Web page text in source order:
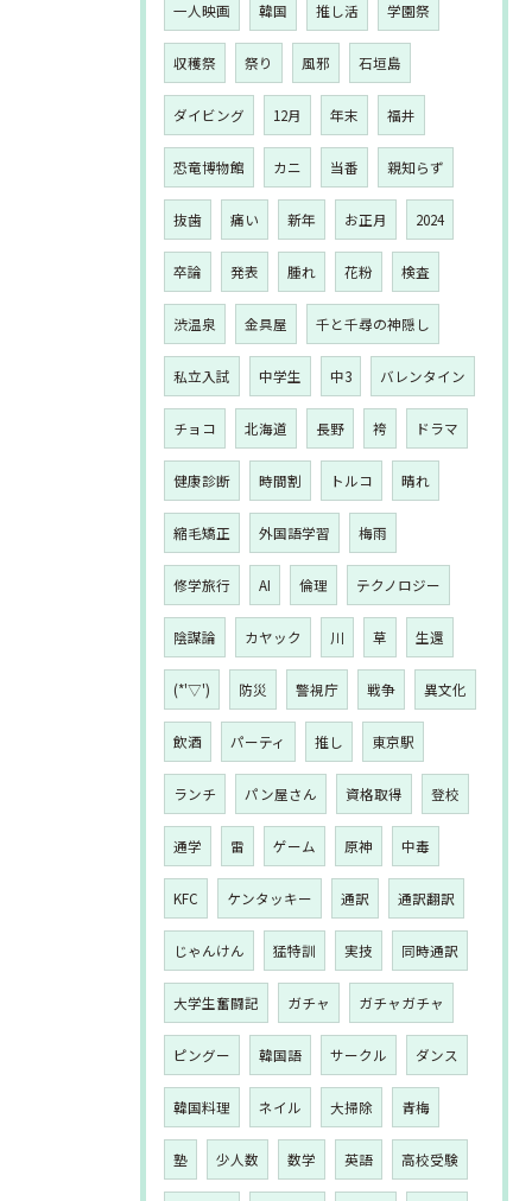
一人映画 韓国 推し活 学園祭
収穫祭 祭り 風邪 石垣島
ダイビング 12月 年末 福井
恐竜博物館 カニ 当番 親知らず
抜歯 痛い 新年 お正月 2024
卒論 発表 腫れ 花粉 検査
渋温泉 金具屋 千と千尋の神隠し
私立入試 中学生 中3 バレンタイン
チョコ 北海道 長野 袴 ドラマ
健康診断 時間割 トルコ 晴れ
縮毛矯正 外国語学習 梅雨
修学旅行 AI 倫理 テクノロジー
陰謀論 カヤック 川 草 生還
(*'▽') 防災 警視庁 戦争 異文化
飲酒 パーティ 推し 東京駅
ランチ パン屋さん 資格取得 登校
通学 雷 ゲーム 原神 中毒
KFC ケンタッキー 通訳 通訳翻訳
じゃんけん 猛特訓 実技 同時通訳
大学生奮闘記 ガチャ ガチャガチャ
ピングー 韓国語 サークル ダンス
韓国料理 ネイル 大掃除 青梅
塾 少人数 数学 英語 高校受験